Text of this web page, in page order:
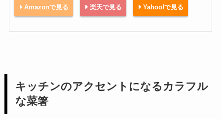
Amazonで見る 楽天で見る Yahoo!で見る
キッチンのアクセントになるカラフル
な菜箸